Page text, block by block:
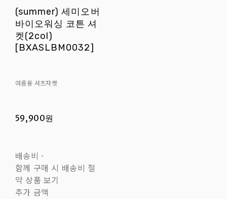
(summer) 세미오버
바이오워싱 코튼 셔
켓(2col)
[BXASLBM0032]
여름용 셔츠자켓
59,900원
배송비 -
함께 구매 시 배송비 절
약 상품 보기
추가 금액